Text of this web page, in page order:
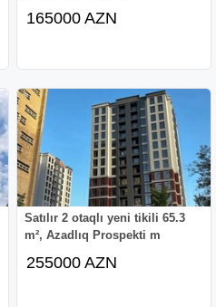
165000 AZN
Satılır 2 otaqlı yeni tikili 65.3
m², Azadlıq Prospekti m
255000 AZN